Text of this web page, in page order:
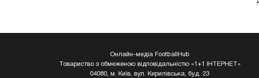
Онлайн-медіа FootballHub
Товариство з обмеженою відповідальністю «1+1 ІНТЕРНЕТ»
04080, м. Київ, вул. Кирилівська, буд. 23